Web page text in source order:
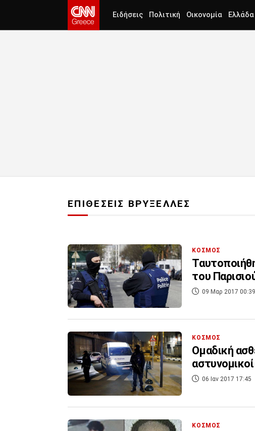
Ειδήσεις Πολιτική Οικονομία Ελλάδα
ΕΠΙΘΕΣΕΙΣ ΒΡΥΞΕΛΛΕΣ
ΚΟΣΜΟΣ
του
09 Μαρ 2017 00:39
ΚΟΣΜΟΣ
Ομαδική
06 Ιαν 2017 17:45
ΚΟΣΜΟΣ